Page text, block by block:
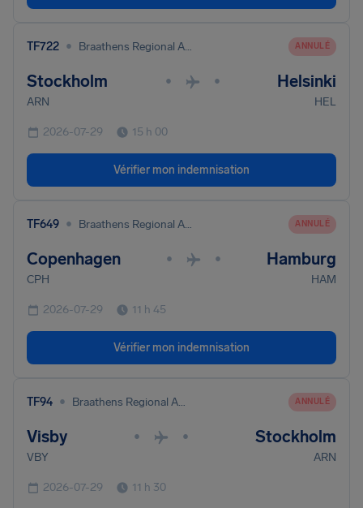
TF722 • Braathens Regional Aviation ANNULÉ
Stockholm • • Helsinki
ARN HEL
2026-07-29 15 h 00
Vérifier mon indemnisation
TF649 • Braathens Regional Aviation ANNULÉ
Copenhagen • • Hamburg
CPH HAM
2026-07-29 11 h 45
Vérifier mon indemnisation
TF94 • Braathens Regional Aviation ANNULÉ
Visby • • Stockholm
VBY ARN
2026-07-29 11 h 30